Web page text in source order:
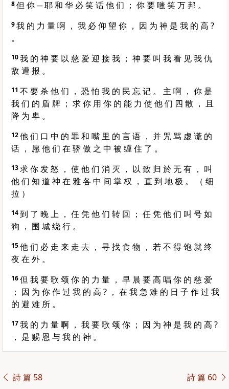
8但 你 ─ 耶 和 华 必 笑 话 他 们 ； 你 要 嗤 笑 万 邦 。
9我 的 力 量 啊 ， 我 必 仰 望 你 ， 因 为 神 是 我 的 高 ?
。
10我 的 神 要 以 慈 爱 迎 接 我 ； 神 要 叫 我 看 见 我 仇
敌 遭 报 。
11 不 要 杀 他 们 ， 恐 怕 我 的 民 忘 记 。 主 啊 ， 你 是
我 们 的 盾 牌 ； 求 你 用 你 的 能 力 使 他 们 四 散 ， 且
降 为 卑 。
12他 们 口 中 的 罪 和 嘴 里 的 言 语 ， 并 咒 骂 虚 谎 的
话 ， 愿 他 们 在 骄 傲 之 中 被 缠 住 了 。
13求 你 发 怒 ， 使 他 们 消 灭 ， 以 致 归 於 无 有 ， 叫
他 们 知 道 神 在 雅 各 中 间 掌 权 ， 直 到 地 极 。 （ 细
拉 ）
14到 了 晚 上 ， 任 凭 他 们 转 回 ； 任 凭 他 们 叫 号 如
狗 ， 围 城 绕 行 。
15他 们 必 走 来 走 去 ， 寻 找 食 物 ， 若 不 得 饱 就 终
夜 在 外 。
16但 我 要 歌 颂 你 的 力 量 ， 早 晨 要 高 唱 你 的 慈 爱
； 因 为 你 作 过 我 的 高 ? ， 在 我 急 难 的 日 子 作 过 我
的 避 难 所 。
17我 的 力 量 啊 ， 我 要 歌 颂 你 ； 因 为 神 是 我 的 高 ?
， 是 赐 恩 与 我 的 神 。
詩 篇 58 詩 篇 60